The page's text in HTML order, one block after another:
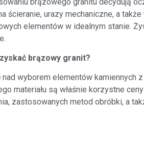
ścieranie, urazy mechaniczne, a
elementów w idealnym stanie.
brązowy granit?
wyborem elementów kamiennych
materiału są właśnie korzystne
zastosowanych metod obróbki, a